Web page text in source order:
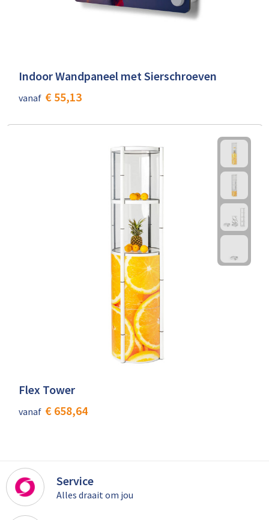
Indoor Wandpaneel met Sierschroeven
vanaf € 55,13
Flex Tower
vanaf € 658,64
Service
Alles draait om jou